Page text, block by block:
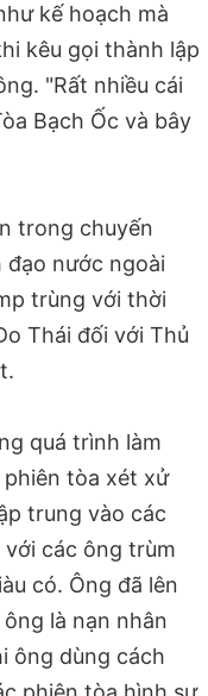
kế hoạch mà
kêu gọi thành lập
"Rất nhiều cái
Bạch Ốc và bây
trong chuyến
đạo nước ngoài
trùng với thời
Thái đối với Thủ
quá trình làm
tòa xét xử
trung vào các
các ông trùm
có. Ông đã lên
là nạn nhân
ông dùng cách